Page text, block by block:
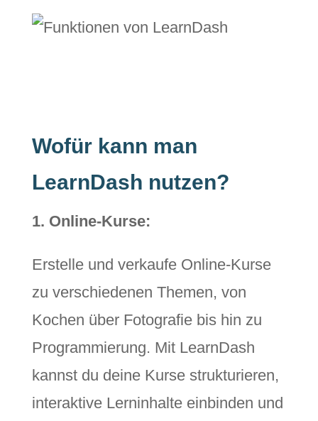
Wofür kann man
LearnDash nutzen?
1. Online-Kurse:
Erstelle und verkaufe Online-Kurse
zu verschiedenen Themen, von
Kochen über Fotografie bis hin zu
Programmierung. Mit LearnDash
kannst du deine Kurse strukturieren,
interaktive Lerninhalte einbinden und